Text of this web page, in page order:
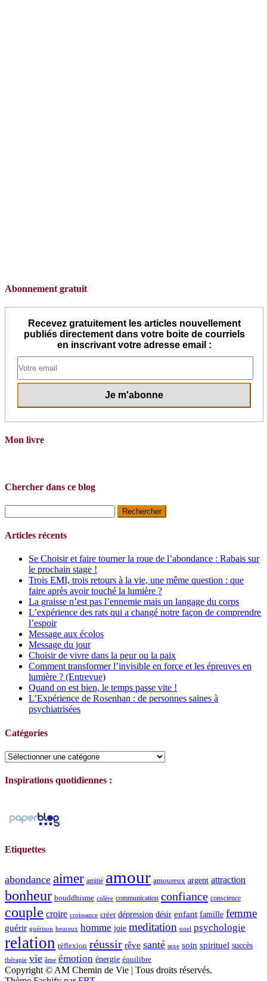
Abonnement gratuit
Recevez gratuitement les articles nouvellement
publiés directement dans votre boite de courriels
en inscrivant votre adresse email :
Mon livre
Chercher dans ce blog
Articles récents
Se Choisir et faire tourner la roue de l’abondance : Rabais sur
le prochain stage !
Trois EMI, trois retours à la vie, une même question : que
faire après avoir touché la lumière ?
La graisse n’est pas l’ennemie mais un langage du corps
L’expérience des rats qui a changé notre façon de comprendre
l’espoir
Message aux écolos
Message du jour
Choisir de vivre dans la peur ou la paix
Comment transformer l’invisible en force et les épreuves en
lumière ? (Entrevue)
Quand on est bien, le temps passe vite !
L’Expérience de Rosenhan : de personnes saines à
psychiatrisées
Catégories
Catégories
Inspirations quotidiennes :
Etiquettes
abondance aimer amitié amour amoureux argent attraction
bonheur bouddhisme colère communication confiance conscience
couple croire croissance créer dépression désir enfant famille femme
guérir guérison heureux homme joie meditation noel psychologie
relation réflexion réussir rêve santé sexe soin spirituel succès
thérapie vie âme émotion énergie équilibre
Copyright © AM Chemin de Vie | Tous droits réservés.